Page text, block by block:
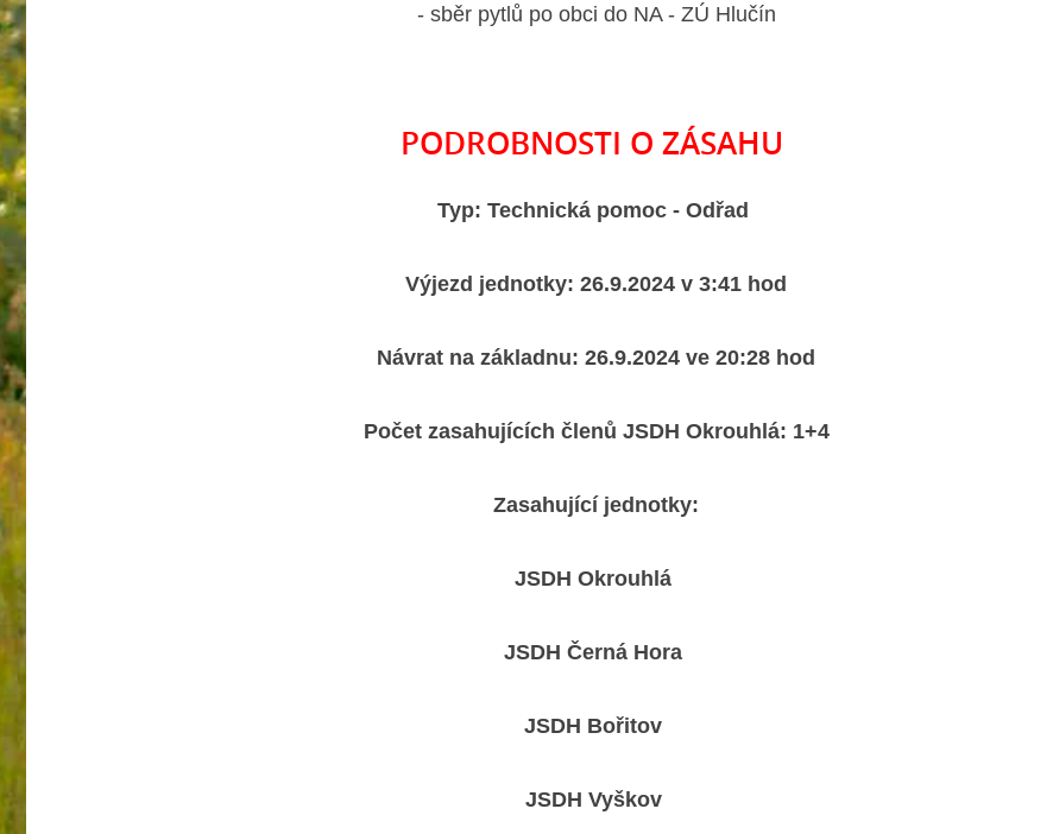
- sběr pytlů po obci do NA - ZÚ Hlučín
PODROBNOSTI O ZÁSAHU
Typ: Technická pomoc - Odřad
Výjezd jednotky: 26.9.2024 v 3:41 hod
Návrat na základnu: 26.9.2024 ve 20:28 hod
Počet zasahujících členů JSDH Okrouhlá: 1+4
Zasahující jednotky:
JSDH Okrouhlá
JSDH Černá Hora
JSDH Bořitov
JSDH Vyškov